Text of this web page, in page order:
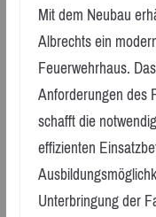
Mit dem Neubau
Albrechts ein
Feuerwehrhaus.
Anforderungen des
schafft die
effizienten
Unterbringung der